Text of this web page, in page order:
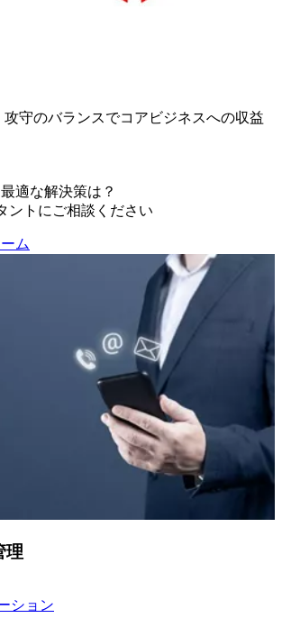
攻守のバランスでコアビジネスへの収益
適な解決策は？
ントにご相談ください
ム
理
ション